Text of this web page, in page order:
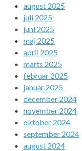
august 2025
juli 2025
juni 2025
maj 2025
april 2025
marts 2025
februar 2025
januar 2025
december 2024
november 2024
oktober 2024
september 2024
august 2024